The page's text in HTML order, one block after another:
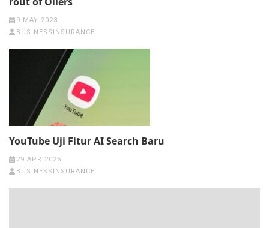
9 MAY 2023
BUSINESSINSURANCE
YouTube Uji Fitur AI Search Baru
29 APR 2026
BUSINESSINSURANCE